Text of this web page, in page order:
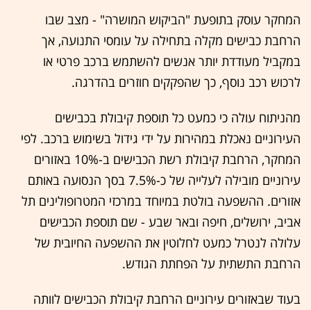
המחקר עוסק בתופעת "הביקוש המושרה" - מצב שבו
הרחבת כבישים מקלה בתחילה על עומסי התנועה, אך
במקביל מעודדת יותר אנשים להשתמש ברכב פרטי או
לרכוש רכב נוסף, כך שהפקקים חוזרים בהדרגה.
מהניתוח עולה כי כמעט כל תוספת קיבולת בכבישים
העירוניים נאכלת במהירות על ידי גידול בשימוש ברכב. לפי
המחקר, הרחבת קיבולת רשת הכבישים ב-10% באזורים
עירוניים מובילה לעלייה של כ-7.5% בסך הנסועה באותם
אזורים. ההשפעה בולטת במיוחד במרכזי המטרופולינים תל
אביב, ירושלים, חיפה ובאר שבע - שם תוספת הכבישים
עלולה לנטרל כמעט לחלוטין את ההשפעה החיובית של
הרחבת התשתית על הפחתת הגודש.
בעוד שבאזורים עירוניים הרחבת קיבולת הכבישים לוותה